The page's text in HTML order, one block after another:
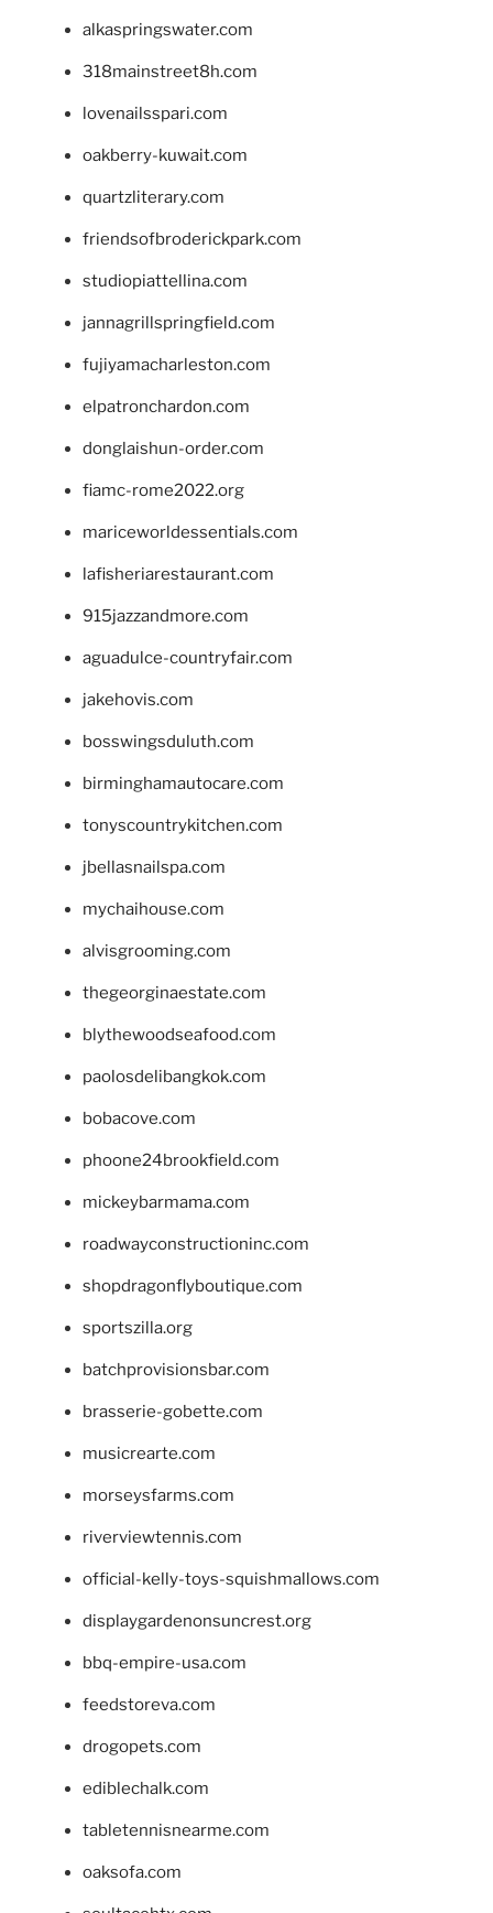
alkaspringswater.com
318mainstreet8h.com
lovenailsspari.com
oakberry-kuwait.com
quartzliterary.com
friendsofbroderickpark.com
studiopiattellina.com
jannagrillspringfield.com
fujiyamacharleston.com
elpatronchardon.com
donglaishun-order.com
fiamc-rome2022.org
mariceworldessentials.com
lafisheriarestaurant.com
915jazzandmore.com
aguadulce-countryfair.com
jakehovis.com
bosswingsduluth.com
birminghamautocare.com
tonyscountrykitchen.com
jbellasnailspa.com
mychaihouse.com
alvisgrooming.com
thegeorginaestate.com
blythewoodseafood.com
paolosdelibangkok.com
bobacove.com
phoone24brookfield.com
mickeybarmama.com
roadwayconstructioninc.com
shopdragonflyboutique.com
sportszilla.org
batchprovisionsbar.com
brasserie-gobette.com
musicrearte.com
morseysfarms.com
riverviewtennis.com
official-kelly-toys-squishmallows.com
displaygardenonsuncrest.org
bbq-empire-usa.com
feedstoreva.com
drogopets.com
ediblechalk.com
tabletennisnearme.com
oaksofa.com